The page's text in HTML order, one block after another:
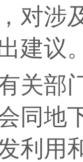
对涉
建议
关
同地
利用